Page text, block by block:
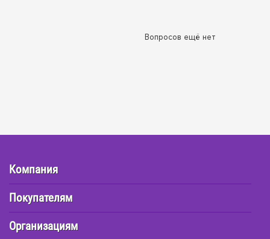
Вопросов ещё нет
Компания
Покупателям
Организациям